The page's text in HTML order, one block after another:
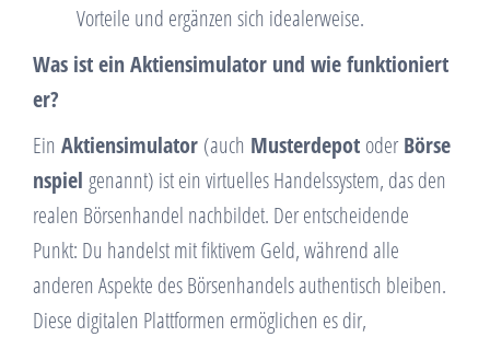
Vorteile und ergänzen sich idealerweise.
Was ist ein Aktiensimulator und wie funktioniert
er?
Ein Aktiensimulator (auch Musterdepot oderBörse
nspiel genannt) ist ein virtuelles Handelssystem, das den
realen Börsenhandel nachbildet. Der entscheidende
Punkt: Du handelst mit fiktivem Geld, während alle
anderen Aspekte des Börsenhandels authentisch bleiben.
Diese digitalen Plattformen ermöglichen es dir,